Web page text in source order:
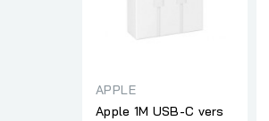
APPLE
Apple 1M USB-C vers